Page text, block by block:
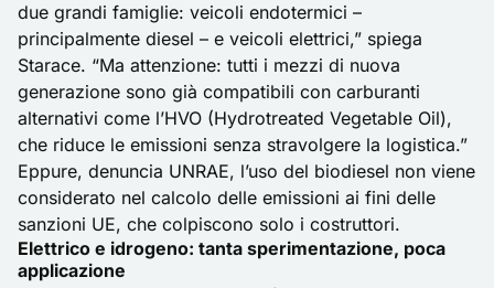
due grandi famiglie: veicoli endotermici –
principalmente diesel – e veicoli elettrici,” spiega
Starace. “Ma attenzione: tutti i mezzi di nuova
generazione sono già compatibili con carburanti
alternativi come l’HVO (Hydrotreated Vegetable Oil),
che riduce le emissioni senza stravolgere la logistica.”
Eppure, denuncia UNRAE, l’uso del biodiesel non viene
considerato nel calcolo delle emissioni ai fini delle
sanzioni UE, che colpiscono solo i costruttori.
Elettrico e idrogeno: tanta sperimentazione, poca
applicazione